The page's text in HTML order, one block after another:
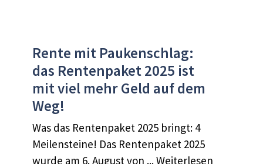
Rente mit Paukenschlag:
das Rentenpaket 2025 ist
mit viel mehr Geld auf dem
Weg!
Was das Rentenpaket 2025 bringt: 4
Meilensteine! Das Rentenpaket 2025
wurde am 6. August von ... Weiterlesen